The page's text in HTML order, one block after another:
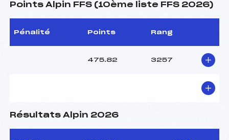
Points Alpin FFS (10ème liste FFS 2026)
Pénalité Points Rang
475.82 3257
Résultats Alpin 2026